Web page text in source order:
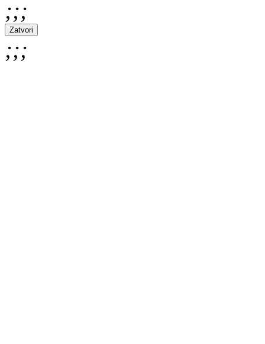
;;;
Zatvori
;;;